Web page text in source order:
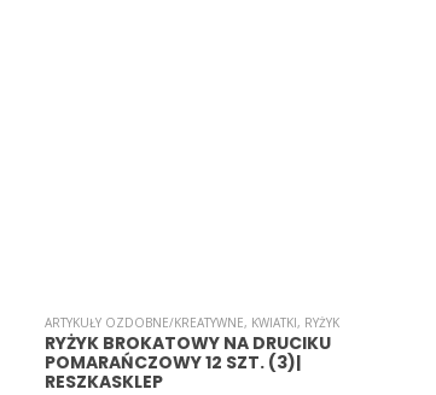
ARTYKUŁY OZDOBNE/KREATYWNE, KWIATKI, RYŻYK
RYŻYK BROKATOWY NA DRUCIKU
POMARAŃCZOWY 12 SZT. (3)|
RESZKASKLEP